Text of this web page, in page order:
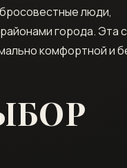
люди,
города. Эта
комфортной и